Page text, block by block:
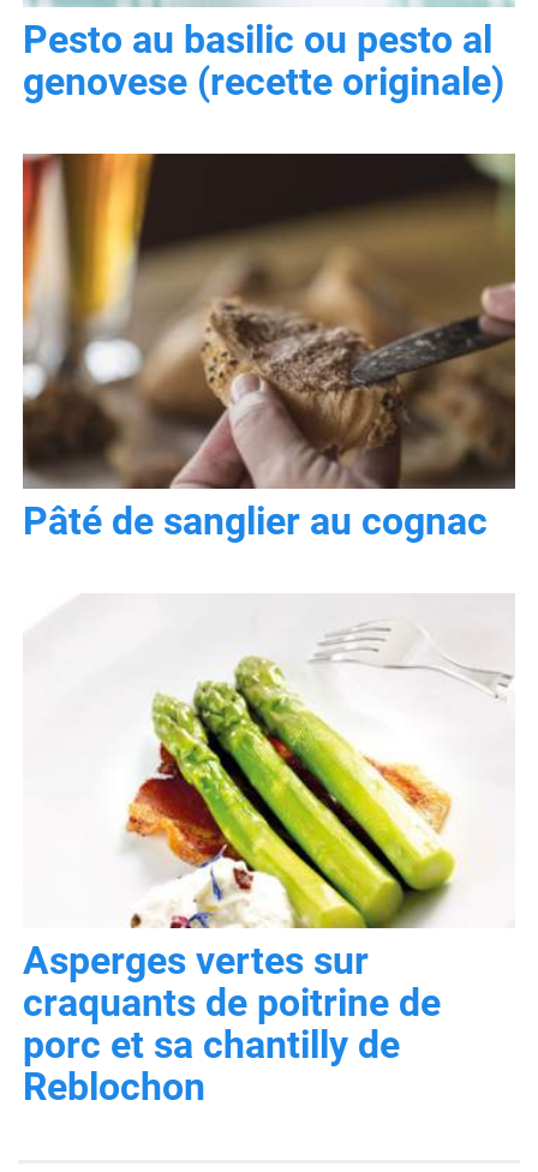
Pesto au basilic ou pesto al
genovese (recette originale)
Pâté de sanglier au cognac
Asperges vertes sur
craquants de poitrine de
porc et sa chantilly de
Reblochon